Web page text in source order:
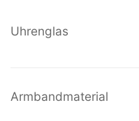
Uhrenglas
Armbandmaterial